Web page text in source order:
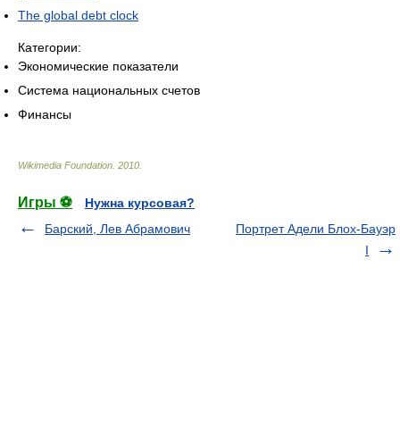
The global debt clock
Категории:
Экономические показатели
Система национальных счетов
Финансы
Wikimedia Foundation 2010
Игры ⚽
Нужна курсовая?
Барский, Лев Абрамович
Портрет Адели Блох-Бауэр
I